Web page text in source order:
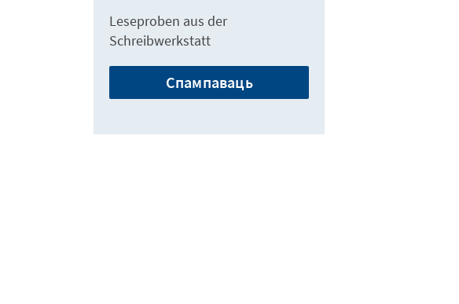
Leseproben aus der
Schreibwerkstatt
Спампаваць